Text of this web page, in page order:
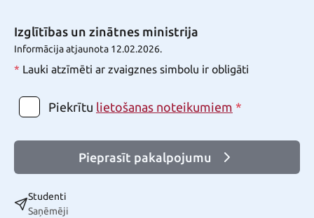
Izglītības un zinātnes ministrija
Informācija atjaunota 12.02.2026.
* Lauki atzīmēti ar zvaigznes simbolu ir obligāti
Piekrītu lietošanas noteikumiem *
Pieprasīt pakalpojumu
Studenti
Saņēmēji